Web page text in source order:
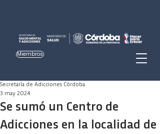
Miembros
Se sumó un Centro de
Adicciones en la localidad de
Secretaría de Adicciones Córdoba
3 may 2024